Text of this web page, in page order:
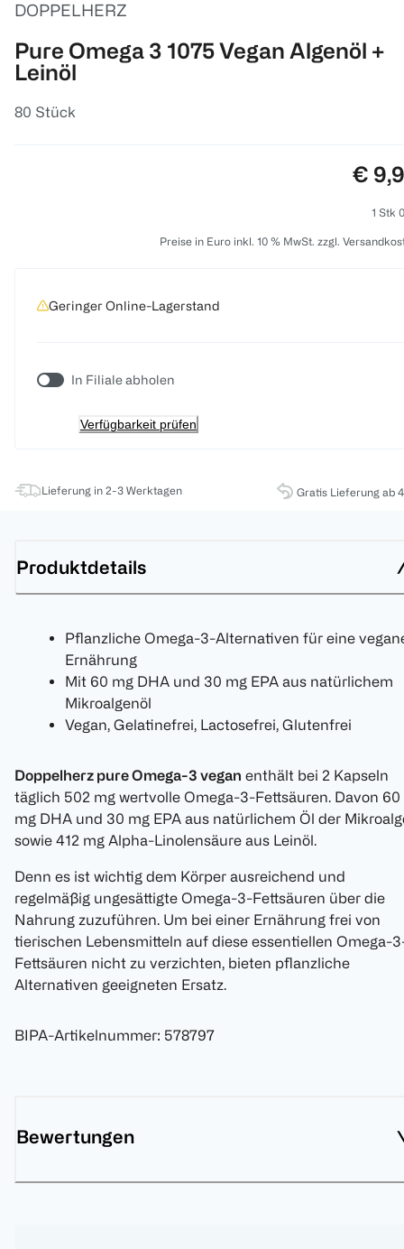
DOPPELHERZ
Pure Omega 3 1075 Vegan Algenöl +
Leinöl
80 Stück
€
1 Stk
Preise in Euro inkl. 10 % MwSt. zzgl.
Geringer Online-Lagerstand
In Filiale abholen
Verfügbarkeit prüfen
Lieferung in 2-3 Werktagen Gratis Lieferung ab
Produktdetails
Pflanzliche Omega-3-Alternativen für eine
Ernährung
Mit 60 mg DHA und 30 mg EPA aus natürlichem
Mikroalgenöl
Vegan, Gelatinefrei, Lactosefrei, Glutenfrei
Doppelherz pure Omega-3 vegan enthält bei 2 Kapseln
täglich 502 mg wertvolle Omega-3-Fettsäuren. Davon 60
mg DHA und 30 mg EPA aus natürlichem Öl der
sowie 412 mg Alpha-Linolensäure aus Leinöl.
Denn es ist wichtig dem Körper ausreichend und
regelmäßig ungesättigte Omega-3-Fettsäuren über die
Nahrung zuzuführen. Um bei einer Ernährung frei von
tierischen Lebensmitteln auf diese essentiellen Omega-
Fettsäuren nicht zu verzichten, bieten pflanzliche
Alternativen geeigneten Ersatz.
BIPA-Artikelnummer: 578797
Bewertungen